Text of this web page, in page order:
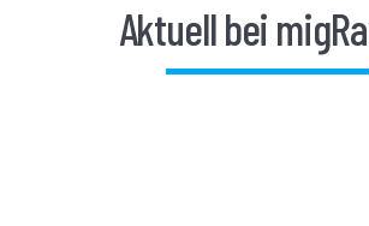
Aktuell bei